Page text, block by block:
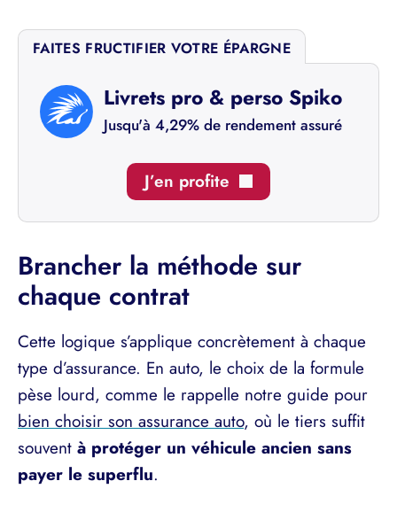
FAITES FRUCTIFIER VOTRE ÉPARGNE
Livrets pro & perso Spiko
Jusqu'à 4,29% de rendement assuré
J’en profite
Brancher la méthode sur
chaque contrat
Cette logique s’applique concrètement à chaque
type d’assurance. En auto, le choix de la formule
pèse lourd, comme le rappelle notre guide pour
bien choisir son assurance auto, où le tiers suffit
souvent à protéger un véhicule ancien sans
payer le superflu.